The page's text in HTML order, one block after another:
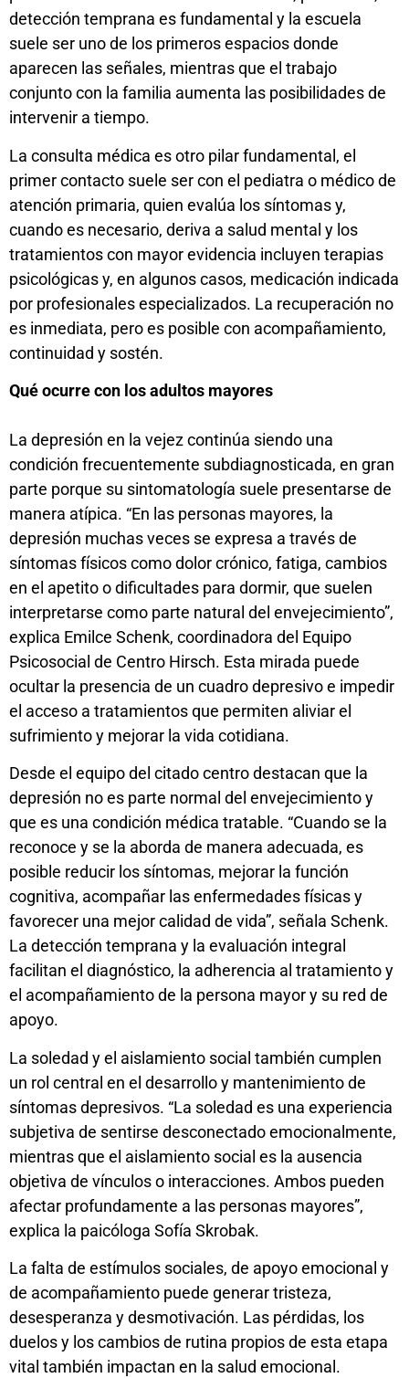
detección temprana es fundamental y la escuela
suele ser uno de los primeros espacios donde
aparecen las señales, mientras que el trabajo
conjunto con la familia aumenta las posibilidades de
intervenir a tiempo.
La consulta médica es otro pilar fundamental, el
primer contacto suele ser con el pediatra o médico de
atención primaria, quien evalúa los síntomas y,
cuando es necesario, deriva a salud mental y los
tratamientos con mayor evidencia incluyen terapias
psicológicas y, en algunos casos, medicación indicada
por profesionales especializados. La recuperación no
es inmediata, pero es posible con acompañamiento,
continuidad y sostén.
Qué ocurre con los adultos mayores
La depresión en la vejez continúa siendo una
condición frecuentemente subdiagnosticada, en gran
parte porque su sintomatología suele presentarse de
manera atípica. “En las personas mayores, la
depresión muchas veces se expresa a través de
síntomas físicos como dolor crónico, fatiga, cambios
en el apetito o dificultades para dormir, que suelen
interpretarse como parte natural del envejecimiento”,
explica Emilce Schenk, coordinadora del Equipo
Psicosocial de Centro Hirsch. Esta mirada puede
ocultar la presencia de un cuadro depresivo e impedir
el acceso a tratamientos que permiten aliviar el
sufrimiento y mejorar la vida cotidiana.
Desde el equipo del citado centro destacan que la
depresión no es parte normal del envejecimiento y
que es una condición médica tratable. “Cuando se la
reconoce y se la aborda de manera adecuada, es
posible reducir los síntomas, mejorar la función
cognitiva, acompañar las enfermedades físicas y
favorecer una mejor calidad de vida”, señala Schenk.
La detección temprana y la evaluación integral
facilitan el diagnóstico, la adherencia al tratamiento y
el acompañamiento de la persona mayor y su red de
apoyo.
La soledad y el aislamiento social también cumplen
un rol central en el desarrollo y mantenimiento de
síntomas depresivos. “La soledad es una experiencia
subjetiva de sentirse desconectado emocionalmente,
mientras que el aislamiento social es la ausencia
objetiva de vínculos o interacciones. Ambos pueden
afectar profundamente a las personas mayores”,
explica la paicóloga Sofía Skrobak.
La falta de estímulos sociales, de apoyo emocional y
de acompañamiento puede generar tristeza,
desesperanza y desmotivación. Las pérdidas, los
duelos y los cambios de rutina propios de esta etapa
vital también impactan en la salud emocional.